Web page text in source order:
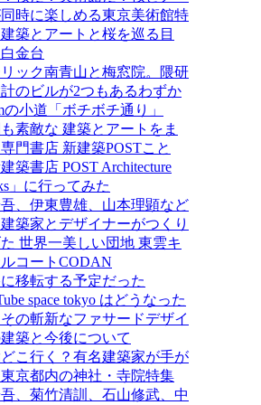
同時に楽しめる東京美術館特
築とアートと桜を巡る目
金台
リック南青山と梅窓院。隈研
のビルが2つもあるわずか
の小道「ボチボチ通り」
素敵な 建築とアートをま
門書店 新建築POSTこと
建築書店 POST Architecture
」に行ってみた
、伊東豊雄、山本理顕など
築家とデザイナーがつくり
世界一美しい団地 東雲キ
コートCODAN
移転する予定だった
space tokyo はどうなった
の斬新なファサードデザイ
築と今後について
こ行く？有名建築家が手が
京都内の神社・寺院特集
、菊竹清訓、石山修武、中